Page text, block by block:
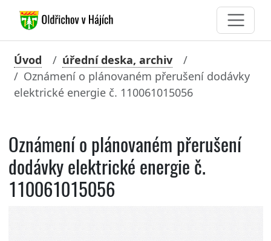
Úvod
úřední deska, archiv
Oznámení o plánovaném přerušení dodávky
elektrické energie č. 110061015056
Oznámení o plánovaném přerušení
dodávky elektrické energie č.
110061015056